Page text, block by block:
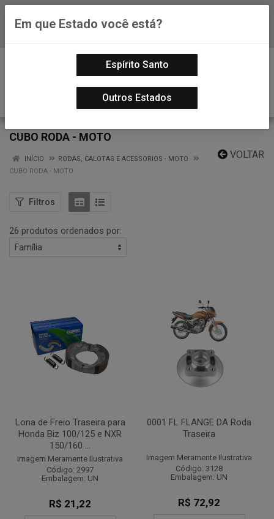
CUBO RODA - MOTO
VOLTAR
INÍCIO
RODAS, CALOTAS E ACESSORIOS - MOTO
CUBO RODA - MOTO
Filtros
26 produtos ordenados por:
Lona de Freio Traseira para
Honda Biz 100/125 e NXR
150/160 ...
Imagem Meramente Ilustrativa
Código: 2997
Embalagem: UN
R$ 21,22
0001 FL FLANGE DA Roda
Traseira
Imagem Meramente Ilustrativa
Código: 3128
Embalagem: UN
R$ 72,92
Em que Estado você está?
Espírito Santo
Outros Estados